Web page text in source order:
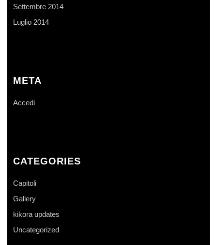
Settembre 2014
Luglio 2014
META
Accedi
CATEGORIES
Capitoli
Gallery
kikora updates
Uncategorized